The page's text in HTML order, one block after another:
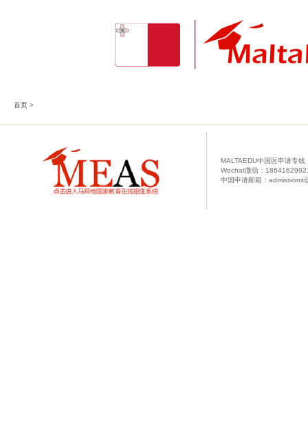
首页 >
MALTAEDU中国区申请专
Wechat微信：
中国申请邮箱：